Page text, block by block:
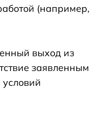
(например,
выход из
заявленным